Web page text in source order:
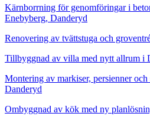
Kärnborrning för genomföringar i
Enebyberg, Danderyd
Renovering av tvättstuga och
Tillbyggnad av villa med nytt allrum i
Montering av markiser, persienner
Danderyd
Ombyggnad av kök med ny